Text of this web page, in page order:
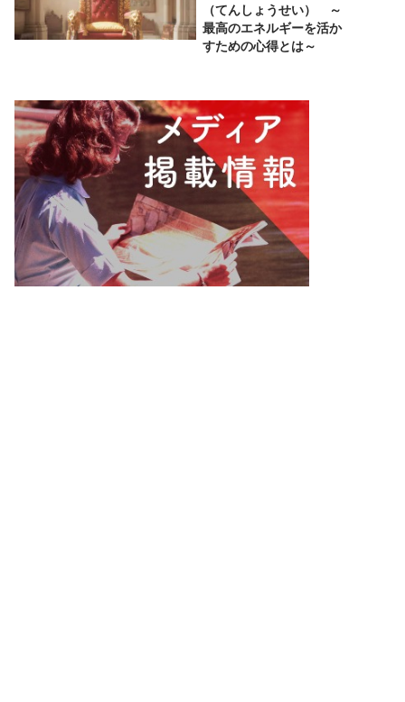
（てんしょうせい） ～
最高のエネルギーを活か
すための心得とは～